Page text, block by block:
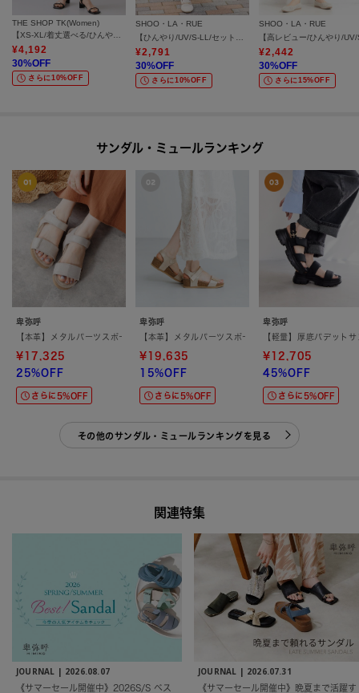
THE SHOP TK(Women)
【XS-XL/着丈選べる/ひんやり】暑い夏も心地よく ストレッチテーパードパンツ
¥4,192
30%OFF
さらに10%OFF
SHOO・LA・RUE
【ひんやり/UV/S-LL/セットアップ可】さらさらぷるん イージーワイドパンツ
¥2,791
30%OFF
さらに10%OFF
SHOO・LA・RUE
¥2,442
30%OFF
さらに15%OFF
サンダル・ミュールランキング
卑弥呼
【本革】メタルパーツスポーツサンダル/651203
¥17,325
25%OFF
さらに5%OFF
卑弥呼
【本革】メタルパーツスポーツサンダル／661203
¥19,635
15%OFF
さらに5%OFF
卑弥呼
【軽量】厚底パデット
¥12,705
45%OFF
さらに5%OFF
その他のサンダル・ミュールランキングを見る
関連特集
JOURNAL | 2026.08.07
《サマーセール開催中》2026S/S ベス
JOURNAL | 2026.07.31
《サマーセール開催中》晩夏まで活躍す